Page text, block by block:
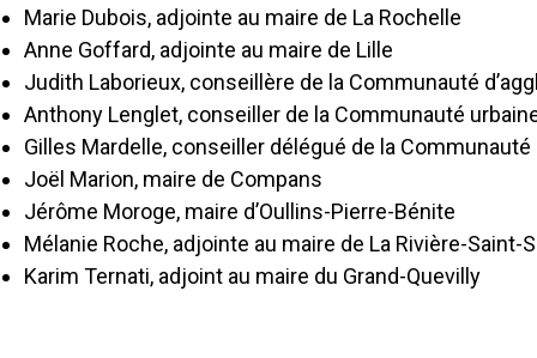
Marie Dubois, adjointe au maire de La Rochelle
Anne Goffard, adjointe au maire de Lille
Judith Laborieux, conseillère de la Communauté
Anthony Lenglet, conseiller de la Communauté
Gilles Mardelle, conseiller délégué de la
Joël Marion, maire de Compans
Jérôme Moroge, maire d’Oullins-Pierre-Bénite
Mélanie Roche, adjointe au maire de La Rivière-Saint-
Karim Ternati, adjoint au maire du Grand-Quevilly